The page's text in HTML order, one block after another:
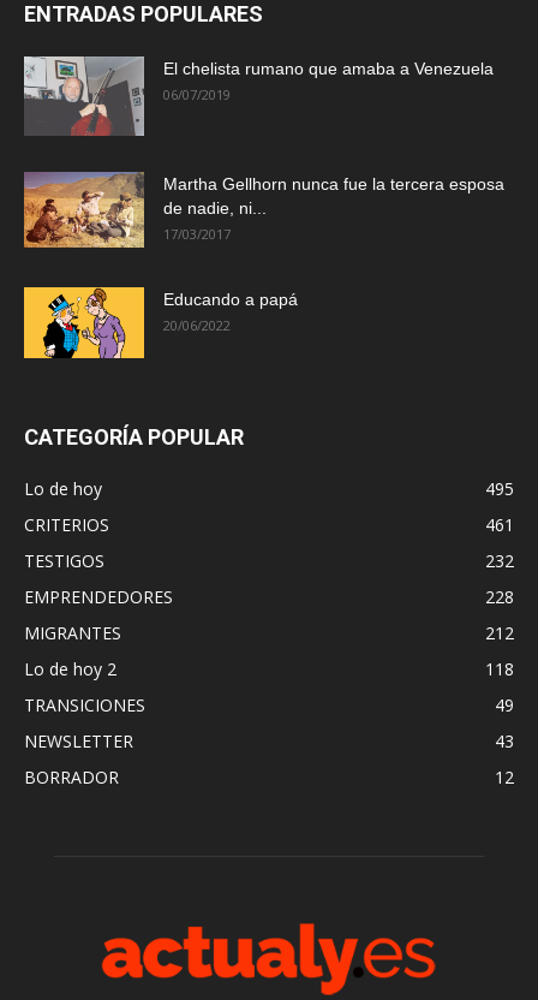
ENTRADAS POPULARES
El chelista rumano que amaba a Venezuela
06/07/2019
Martha Gellhorn nunca fue la tercera esposa
de nadie, ni...
17/03/2017
Educando a papá
20/06/2022
CATEGORÍA POPULAR
Lo de hoy
495
CRITERIOS
461
TESTIGOS
232
EMPRENDEDORES
228
MIGRANTES
212
Lo de hoy 2
118
TRANSICIONES
49
NEWSLETTER
43
BORRADOR
12